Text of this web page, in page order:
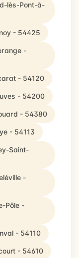
lès-Pont-à-
- 54425
-
- 54120
- 54200
- 54380
- 54113
Saint-
-
Pôle -
- 54110
- 54610